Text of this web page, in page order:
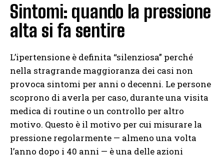
Sintomi: quando la pressione
alta si fa sentire
L’ipertensione è definita “silenziosa” perché
nella stragrande maggioranza dei casi non
provoca sintomi per anni o decenni. Le persone
scoprono di averla per caso, durante una visita
medica di routine o un controllo per altro
motivo. Questo è il motivo per cui misurare la
pressione regolarmente — almeno una volta
l’anno dopo i 40 anni — è una delle azioni